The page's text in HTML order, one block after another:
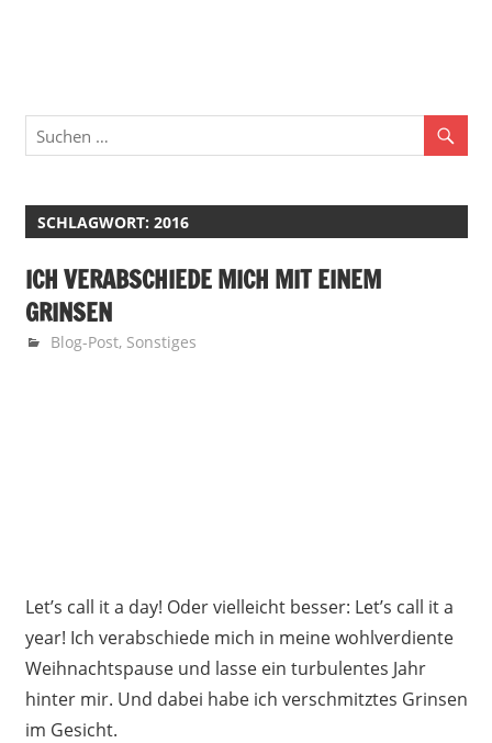
Familie
·
·
Leben
SCHLAGWORT: 2016
ICH VERABSCHIEDE MICH MIT EINEM
GRINSEN
21. Dezember 2016
Finanzglück
Blog-Post, Sonstiges
Let’s call it a day! Oder vielleicht besser: Let’s call it a
year! Ich verabschiede mich in meine wohlverdiente
Weihnachtspause und lasse ein turbulentes Jahr
hinter mir. Und dabei habe ich verschmitztes Grinsen
im Gesicht.